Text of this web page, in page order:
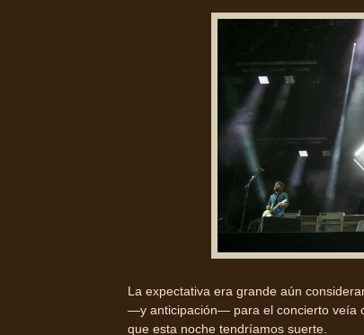
La expectativa era grande aún
—y anticipación— para el concierto veía
que esta noche tendríamos suerte.